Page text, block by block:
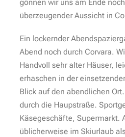
gönnen wir uns am Ende
überzeugender Aussicht in
Ein lockernder
Abend noch durch Corvara.
Handvoll sehr alter Häuser,
erhaschen in der
Blick auf den abendlichen
durch die Haupstraße.
Käsegeschäfte, Supermarkt.
üblicherweise im Skiurlaub